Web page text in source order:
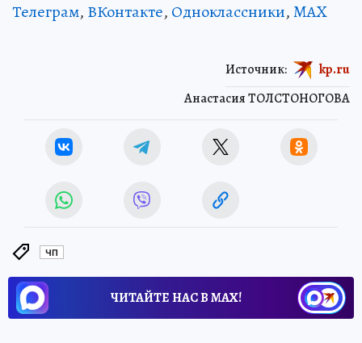
Телеграм, ВКонтакте, Одноклассники,MAX
Анастасия ТОЛСТОНОГОВА
Источник: kp.ru
ЧП
ЧИТАЙТЕ НАС В МАХ!